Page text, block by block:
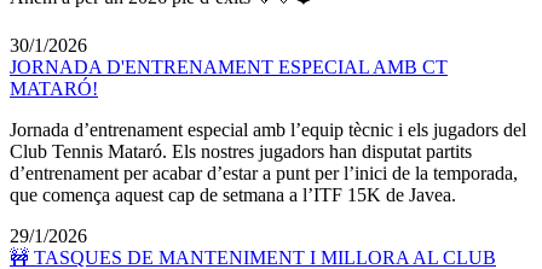
30/1/2026
JORNADA D'ENTRENAMENT ESPECIAL AMB CT
MATARÓ!
Jornada d’entrenament especial amb l’equip tècnic i els jugadors del
Club Tennis Mataró. Els nostres jugadors han disputat partits
d’entrenament per acabar d’estar a punt per l’inici de la temporada,
que comença aquest cap de setmana a l’ITF 15K de Javea.
29/1/2026
🚧 TASQUES DE MANTENIMENT I MILLORA AL CLUB